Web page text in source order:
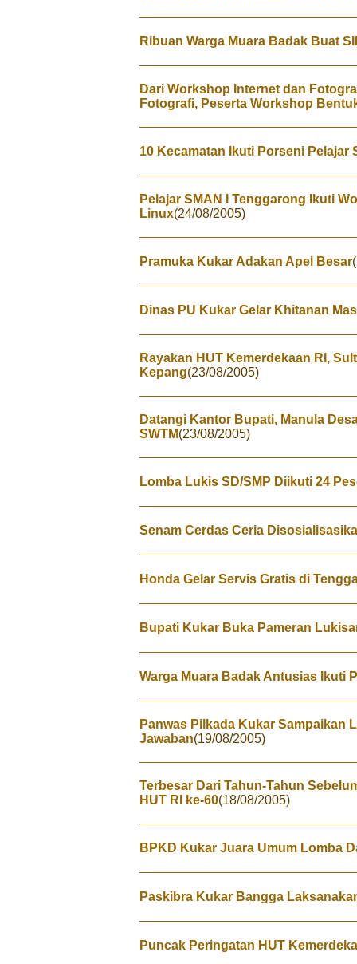
Ribuan Warga Muara Badak Buat
Dari Workshop Internet dan
Fotografi, Peserta Workshop
10 Kecamatan Ikuti Porseni Pelajar
Pelajar SMAN I Tenggarong Ikuti
Linux(24/08/2005)
Pramuka Kukar Adakan Apel Besar
Dinas PU Kukar Gelar Khitanan
Rayakan HUT Kemerdekaan RI,
Kepang(23/08/2005)
Datangi Kantor Bupati, Manula
SWTM(23/08/2005)
Lomba Lukis SD/SMP Diikuti 24
Senam Cerdas Ceria
Honda Gelar Servis Gratis di
Bupati Kukar Buka Pameran
Warga Muara Badak Antusias Ikuti
Panwas Pilkada Kukar Sampaikan
Jawaban(19/08/2005)
Terbesar Dari Tahun-Tahun
HUT RI ke-60(18/08/2005)
BPKD Kukar Juara Umum Lomba
Paskibra Kukar Bangga
Puncak Peringatan HUT